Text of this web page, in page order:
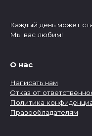
Каждый день может
Мы вас любим!
О нас
Написать нам
Отказ от
Политика
Правообладателям